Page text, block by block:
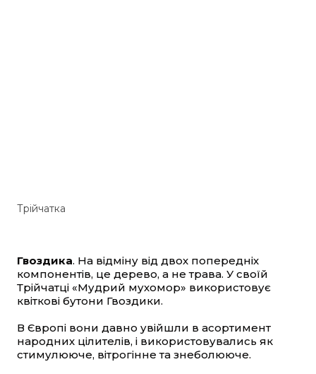
Трійчатка
Гвоздика. На відміну від двох попередніх
компонентів, це дерево, а не трава. У своїй
Трійчатці «Мудрий мухомор» використовує
квіткові бутони Гвоздики.
В Європі вони давно увійшли в асортимент
народних цілителів, і використовувались як
стимулююче, вітрогінне та знеболююче.